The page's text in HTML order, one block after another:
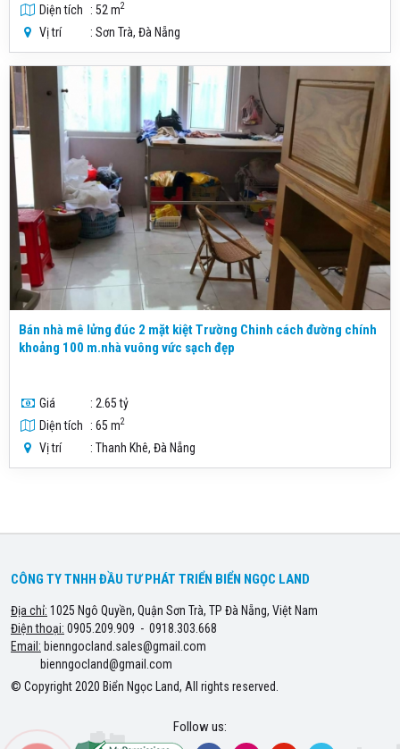
Diện tích
: 52 m2
Vị trí : Sơn Trà, Đà Nẵng
Bán nhà mê lửng đúc 2 mặt kiệt Trường Chinh cách đường chính
khoảng 100 m.nhà vuông vức sạch đẹp
Giá
: 2.65 tỷ
Diện tích
: 65 m2
Vị trí : Thanh Khê, Đà Nẵng
CÔNG TY TNHH ĐẦU TƯ PHÁT TRIỂN BIỂN NGỌC LAND
Địa chỉ: 1025 Ngô Quyền, Quận Sơn Trà, TP Đà Nẵng, Việt Nam
Điện thoại: 0905.209.909 - 0918.303.668
Email: bienngocland.sales@gmail.com
bienngocland@gmail.com
© Copyright 2020 Biển Ngọc Land, All rights reserved.
Follow us: